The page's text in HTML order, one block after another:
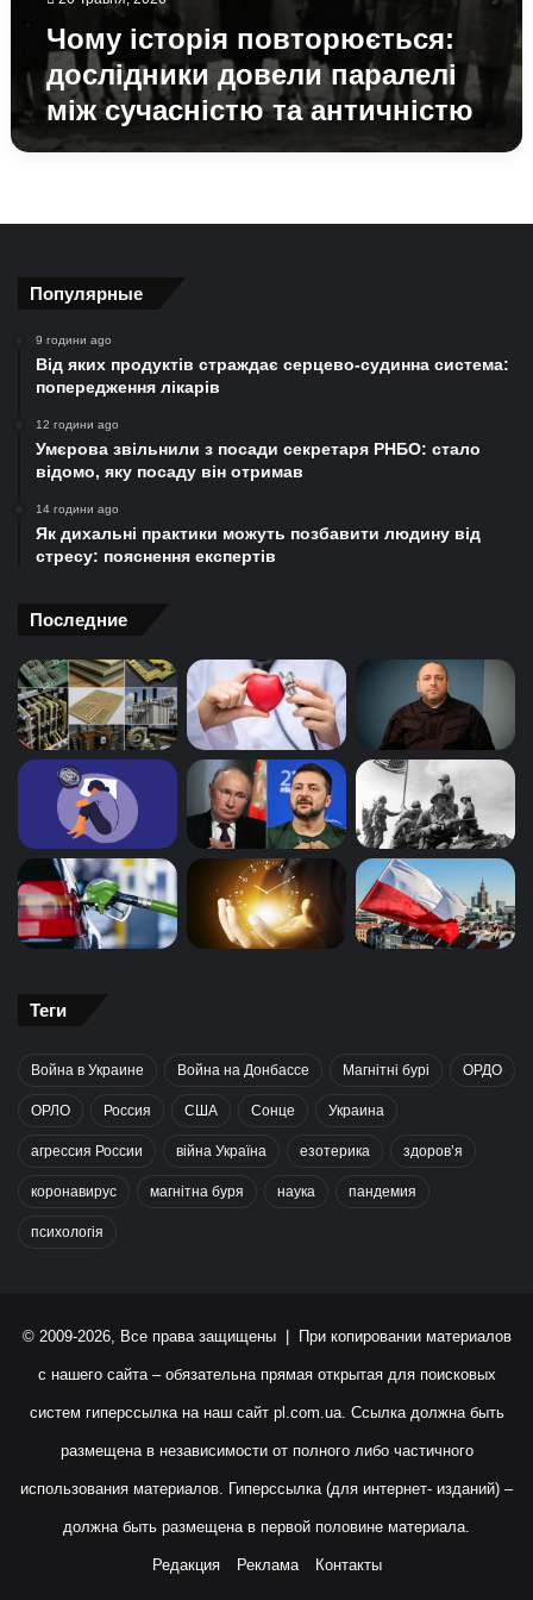
Чому історія повторюється:
дослідники довели паралелі
між сучасністю та античністю
Популярные
9 години ago
Від яких продуктів страждає серцево-судинна система:
попередження лікарів
12 години ago
Умєрова звільнили з посади секретаря РНБО: стало
відомо, яку посаду він отримав
14 години ago
Як дихальні практики можуть позбавити людину від
стресу: пояснення експертів
Последние
Теги
Война в Украине Война на Донбассе Магнітні бурі ОРДО
ОРЛО Россия США Сонце Украина
агрессия России війна Україна езотерика здоров’я
коронавирус магнітна буря наука пандемия
психологія
© 2009-2026, Все права защищены | При копировании материалов
с нашего сайта – обязательна прямая открытая для поисковых
систем гиперссылка на наш сайт pl.com.ua. Ссылка должна быть
размещена в независимости от полного либо частичного
использования материалов. Гиперссылка (для интернет- изданий) –
должна быть размещена в первой половине материала.
Редакция Реклама Контакты